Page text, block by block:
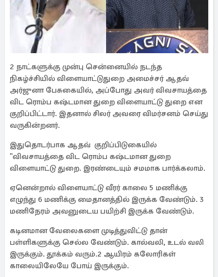
2 நாட்களுக்கு முன்பு சென்னையில் நடந்த
நிகழ்ச்சியில் விளையாட்டுதுறை அமைச்சர் ஆதவ்
அர்ஜுனா பேசுகையில், அப்போது அவர் விவசாயத்தை
விட ரொம்ப கஷ்டமான துறை விளையாட்டு துறை என
குறிப்பிட்டார். இதனால் சிலர் அவரை விமர்சனம் செய்து
வருகின்றனர்.
இதுதொடர்பாக ஆதவ் குறிப்பிடுகையில்
''விவசாயத்தை விட ரொம்ப கஷ்டமான துறை
விளையாட்டு துறை. இரண்டையும் சமமாக பார்க்கலாம்.
ஏனென்றால் விளையாட்டு வீரர் காலை 5 மணிக்கு
எழுந்து 6 மணிக்கு மைதானத்தில் இருக்க வேண்டும். 3
மணிநேரம் அவனுடைய பயிற்சி இருக்க வேண்டும்.
கடினமான வேலைகளை முடித்துவிட்டு தான்
பள்ளிகளுக்கு செல்ல வேண்டும். கால்வலி, உடல் வலி
இருக்கும். தூக்கம் வரும்.2 ஆயிரம் கலோரிகள்
காலையிலேயே போய் இருக்கும்.